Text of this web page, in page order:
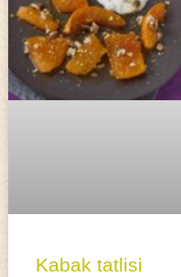
Kabak tatlisi